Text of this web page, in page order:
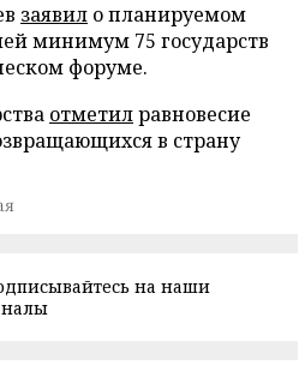
заявил о планируемом
минимум 75 государств
форуме.
отметилравновесие
в страну
на наши